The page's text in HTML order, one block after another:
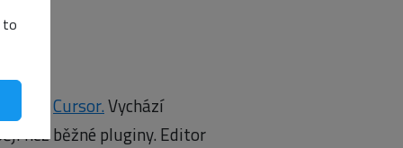
to
patří Cursor.Vychází
než běžné pluginy. Editor